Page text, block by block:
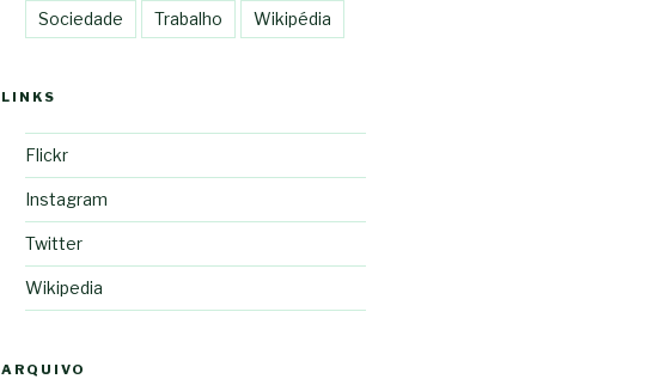
Sociedade Trabalho Wikipédia
LINKS
Flickr
Instagram
Twitter
Wikipedia
ARQUIVO